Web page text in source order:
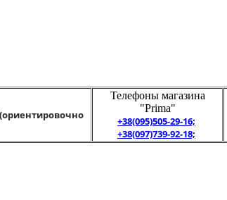
Телефоны магазина
"Prima"
+38(095)505-29-16;
+38(097)739-92-18;